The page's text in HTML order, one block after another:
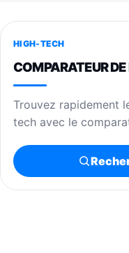
HIGH-TECH
COMPARATEUR DE
Trouvez rapidement
tech avec le